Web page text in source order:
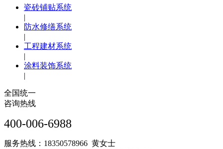
瓷砖铺贴系统
|
防水修缮系统
|
工程建材系统
|
涂料装饰系统
|
全国统一
咨询热线
400-006-6988
服务热线：18350578966 黄女士